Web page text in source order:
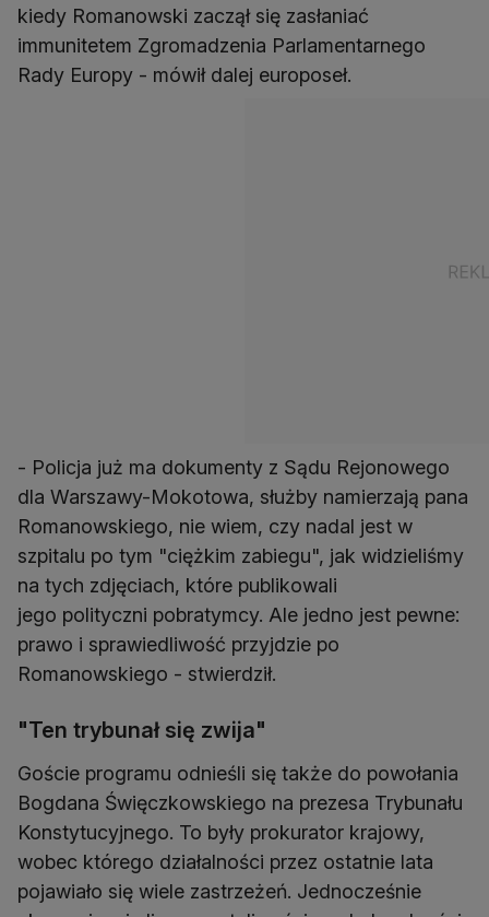
kiedy Romanowski zaczął się zasłaniać
immunitetem Zgromadzenia Parlamentarnego
Rady Europy - mówił dalej europoseł.
- Policja już ma dokumenty z Sądu Rejonowego
dla Warszawy-Mokotowa, służby namierzają pana
Romanowskiego, nie wiem, czy nadal jest w
szpitalu po tym "ciężkim zabiegu", jak widzieliśmy
na tych zdjęciach, które publikowali
jego polityczni pobratymcy. Ale jedno jest pewne:
prawo i sprawiedliwość przyjdzie po
Romanowskiego - stwierdził.
"Ten trybunał się zwija"
Goście programu odnieśli się także do powołania
Bogdana Święczkowskiego na prezesa Trybunału
Konstytucyjnego. To były prokurator krajowy,
wobec którego działalności przez ostatnie lata
pojawiało się wiele zastrzeżeń. Jednocześnie